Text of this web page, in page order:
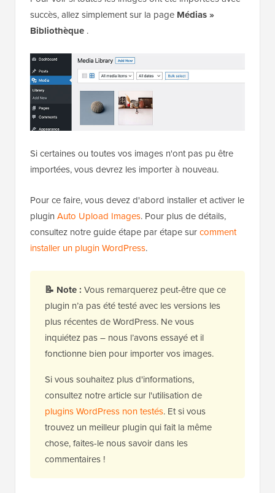
succès, allez simplement sur la page Médias »
Bibliothèque .
Si certaines ou toutes vos images n'ont pas pu être
importées, vous devrez les importer à nouveau.
Pour ce faire, vous devez d'abord installer et activer le
plugin Auto Upload Images. Pour plus de détails,
consultez notre guide étape par étape surcomment
installer un plugin WordPress.
📝 Note : Vous remarquerez peut-être que ce
plugin n’a pas été testé avec les versions les
plus récentes de WordPress. Ne vous
inquiétez pas – nous l’avons essayé et il
fonctionne bien pour importer vos images.
Si vous souhaitez plus d'informations,
consultez notre article sur l'utilisation de
plugins WordPress non testés. Et si vous
trouvez un meilleur plugin qui fait la même
chose, faites-le nous savoir dans les
commentaires !